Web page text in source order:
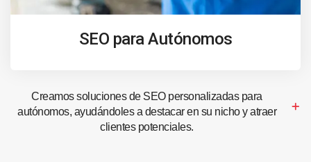
SEO para Autónomos
Creamos soluciones de SEO personalizadas para
autónomos, ayudándoles a destacar en su nicho y atraer
clientes potenciales.